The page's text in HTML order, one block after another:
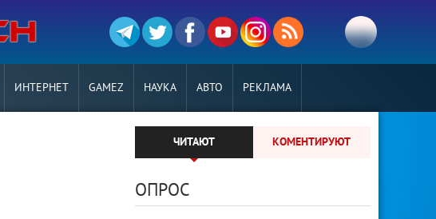
ИНТЕРНЕТ GAMEZ НАУКА АВТО РЕКЛАМА
ЧИТАЮТ КОМЕНТИРУЮТ
ОПРОС